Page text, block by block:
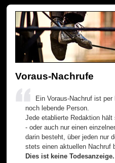
Voraus-Nachrufe
Ein Voraus-Nachruf ist
noch lebende Person.
Jede etablierte Redaktion
- oder auch nur einen
darin besteht, über jeden nur
stets einen aktuellen Nachruf
Dies ist keine Todesanzeige.